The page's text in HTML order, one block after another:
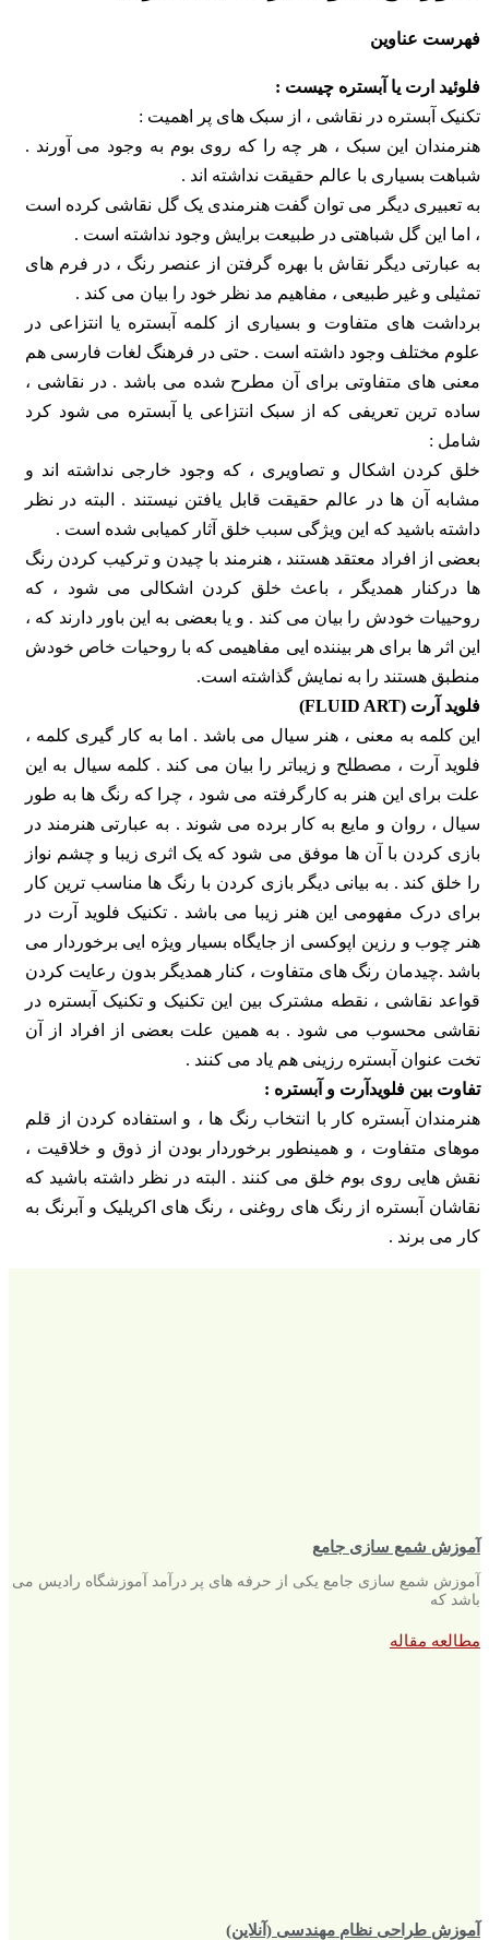
فهرست عناوین
فلوئید ارت یا آبستره چیست :
تکنیک آبستره در نقاشی ، از سبک های پر اهمیت :
هنرمندان این سبک ، هر چه را که روی بوم به وجود می آورند .
شباهت بسیاری با عالم حقیقت نداشته اند .
به تعبیری دیگر می توان گفت هنرمندی یک گل نقاشی کرده است
، اما این گل شباهتی در طبیعت برایش وجود نداشته است .
به عبارتی دیگر نقاش با بهره گرفتن از عنصر رنگ ، در فرم های
تمثیلی و غیر طبیعی ، مفاهیم مد نظر خود را بیان می کند .
برداشت های متفاوت و بسیاری از کلمه آبستره یا انتزاعی در
علوم مختلف وجود داشته است . حتی در فرهنگ لغات فارسی هم
معنی های متفاوتی برای آن مطرح شده می باشد . در نقاشی ،
ساده ترین تعریفی که از سبک انتزاعی یا آبستره می شود کرد
شامل :
خلق کردن اشکال و تصاویری ، که وجود خارجی نداشته اند و
مشابه آن ها در عالم حقیقت قابل یافتن نیستند . البته در نظر
داشته باشید که این ویژگی سبب خلق آثار کمیابی شده است .
بعضی از افراد معتقد هستند ، هنرمند با چیدن و ترکیب کردن رنگ
ها درکنار همدیگر ، باعث خلق کردن اشکالی می شود ، که
روحییات خودش را بیان می کند . و یا بعضی به این باور دارند که ،
این اثر ها برای هر بیننده ایی مفاهیمی که با روحیات خاص خودش
منطبق هستند را به نمایش گذاشته است.
فلوید آرت (FLUID ART)
این کلمه به معنی ، هنر سیال می باشد . اما به کار گیری کلمه ،
فلوید آرت ، مصطلح و زیباتر را بیان می کند . کلمه سیال به این
علت برای این هنر به کارگرفته می شود ، چرا که رنگ ها به طور
سیال ، روان و مایع به کار برده می شوند . به عبارتی هنرمند در
بازی کردن با آن ها موفق می شود که یک اثری زیبا و چشم نواز
را خلق کند . به بیانی دیگر بازی کردن با رنگ ها مناسب ترین کار
برای درک مفهومی این هنر زیبا می باشد . تکنیک فلوید آرت در
هنر چوب و رزین اپوکسی از جایگاه بسیار ویژه ایی برخوردار می
باشد .چیدمان رنگ های متفاوت ، کنار همدیگر بدون رعایت کردن
قواعد نقاشی ، نقطه مشترک بین این تکنیک و تکنیک آبستره در
نقاشی محسوب می شود . به همین علت بعضی از افراد از آن
تخت عنوان آبستره رزینی هم یاد می کنند .
تفاوت بین فلویدآرت و آبستره :
هنرمندان آبستره کار با انتخاب رنگ ها ، و استفاده کردن از قلم
موهای متفاوت ، و همینطور برخوردار بودن از ذوق و خلاقیت ،
نقش هایی روی بوم خلق می کنند . البته در نظر داشته باشید که
نقاشان آبستره از رنگ های روغنی ، رنگ های اکریلیک و آبرنگ به
کار می برند .
آموزش شمع سازی جامع
آموزش شمع سازی جامع یکی از حرفه های پر درآمد آموزشگاه رادیس می
باشد که
مطالعه مقاله
آموزش طراحی نظام مهندسی (آنلاین)